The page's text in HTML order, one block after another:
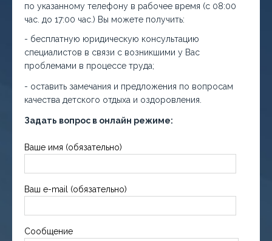
по указанному телефону в рабочее время (с 08:00
час. до 17:00 час.) Вы можете получить:
- бесплатную юридическую консультацию
специалистов в связи с возникшими у Вас
проблемами в процессе труда;
- оставить замечания и предложения по вопросам
качества детского отдыха и оздоровления.
Задать вопрос в онлайн режиме:
Ваше имя (обязательно)
Ваш e-mail (обязательно)
Сообщение